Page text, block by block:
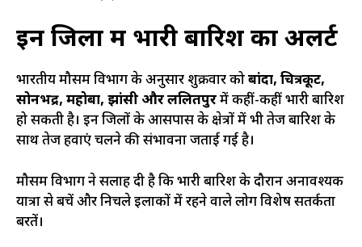
इन जिलों में भारी बारिश का अलर्ट
भारतीय मौसम विभाग के अनुसार शुक्रवार कोबांदा, चित्रकूट,
सोनभद्र, महोबा, झांसी और ललितपुरमें कहीं-कहीं भारी बारिश
हो सकती है। इन जिलों के आसपास के क्षेत्रों में भी तेज बारिश के
साथ तेज हवाएं चलने की संभावना जताई गई है।
मौसम विभाग ने सलाह दी है कि भारी बारिश के दौरान अनावश्यक
यात्रा से बचें और निचले इलाकों में रहने वाले लोग विशेष सतर्कता
बरतें।